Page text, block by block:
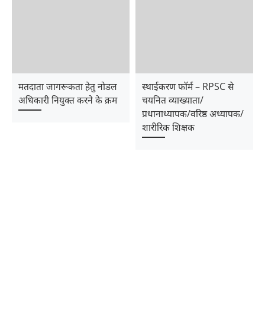
मतदाता जागरूकता हेतु नोडल
अधिकारी नियुक्त करने के क्रम
स्थाईकरण फॉर्म – RPSC से
चयनित व्याख्याता/
प्रधानाध्यापक/वरिष्ठ अध्यापक/
शारीरिक शिक्षक